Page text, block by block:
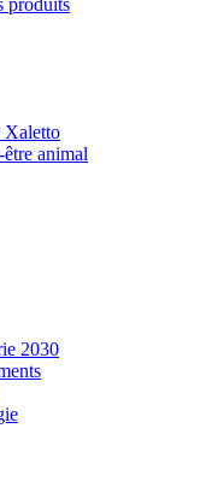
produits
Xaletto
animal
2030